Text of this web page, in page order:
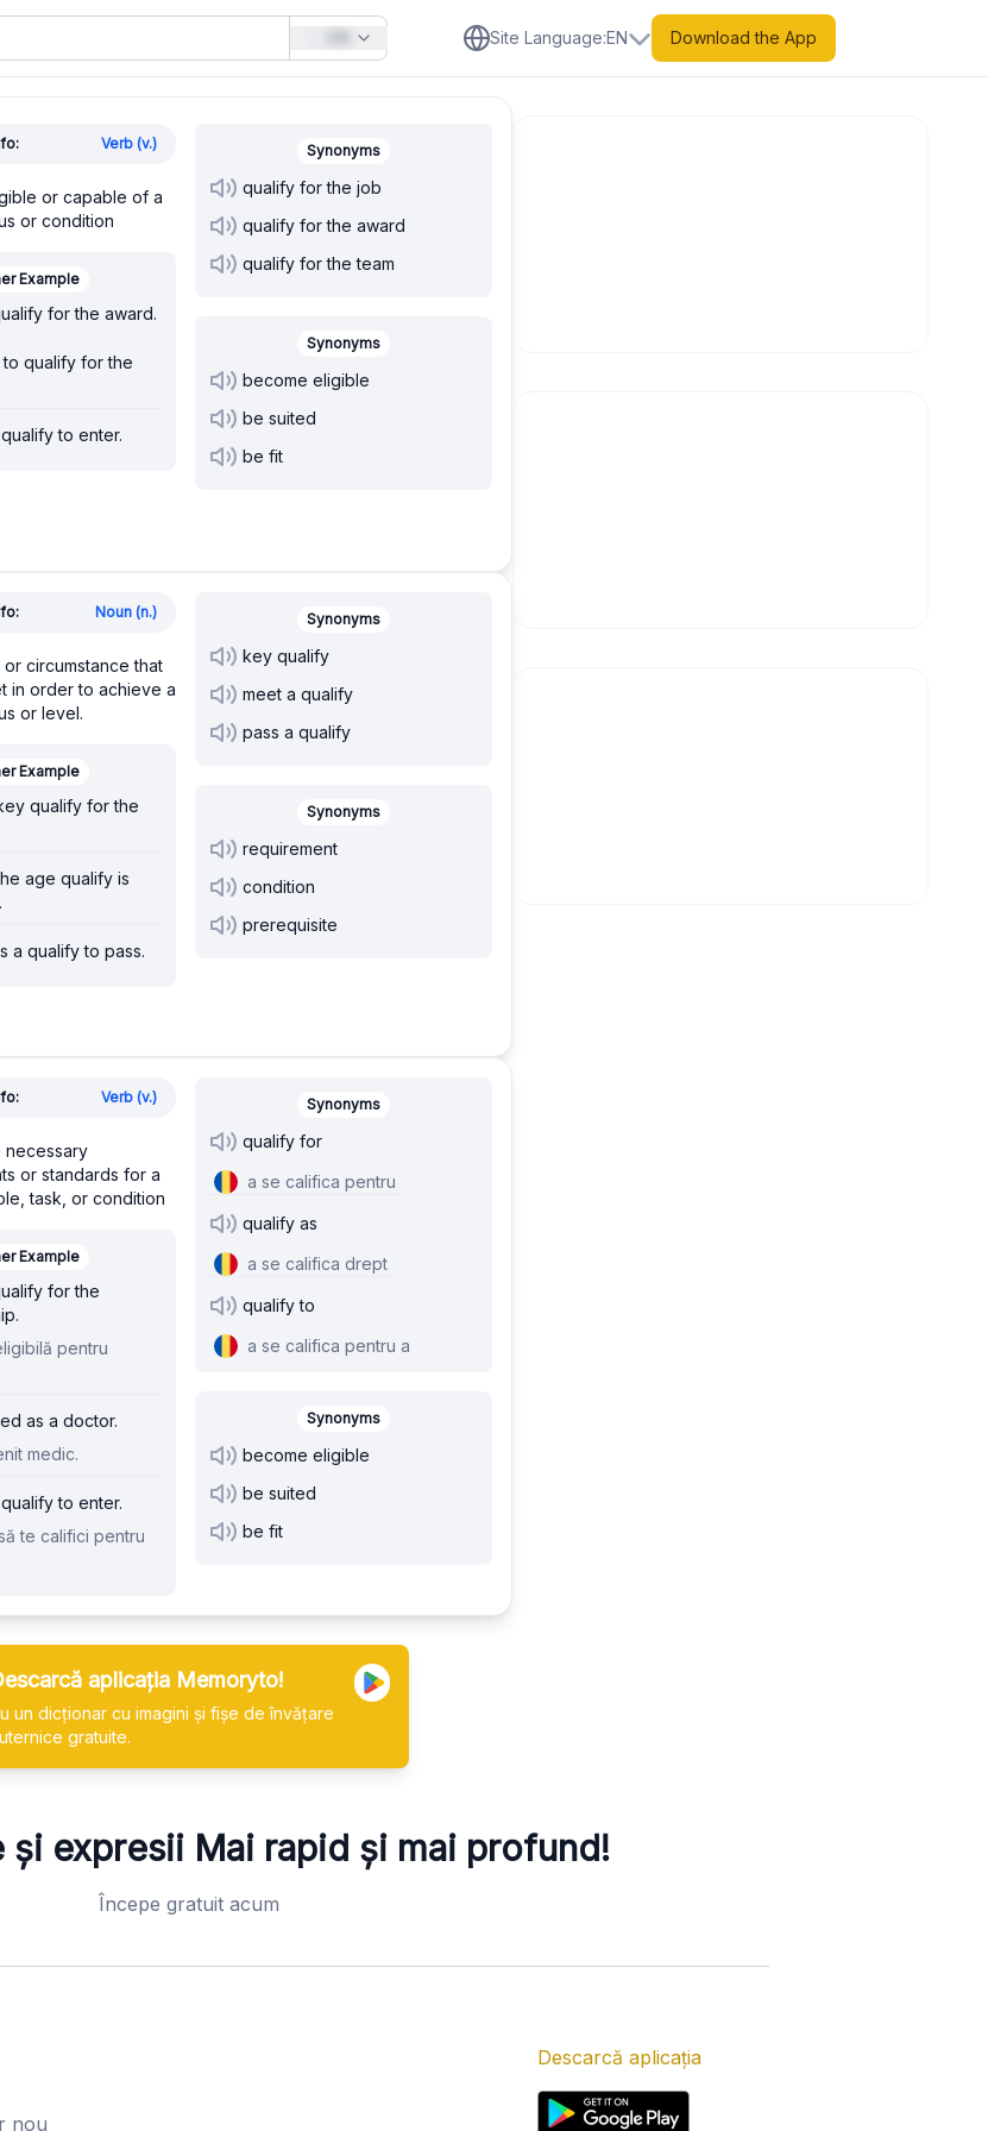
Site Language:EN Download the App
Verb (v.)
or capable of a
or condition
Example
for the award.
to qualify for the
to enter.
Synonyms
qualify for the job
qualify for the award
qualify for the team
Synonyms
become eligible
be suited
be fit
Noun (n.)
circumstance that
in order to achieve a
or level.
Example
qualify for the
age qualify is
a qualify to pass.
Synonyms
key qualify
meet a qualify
pass a qualify
Synonyms
requirement
condition
prerequisite
Verb (v.)
necessary
or standards for a
task, or condition
Example
for the
pentru
as a doctor.
medic.
to enter.
te califici pentru
Synonyms
qualify for
a se califica pentru
qualify as
a se califica drept
qualify to
a se califica pentru a
Synonyms
become eligible
be suited
be fit
aplicația Memoryto!
un dicționar cu imagini și fișe de învățare
gratuite.
și expresii Mai rapid și mai profund!
Începe gratuit acum
nou
Descarcă aplicația